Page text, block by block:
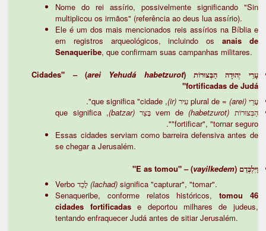
Nome do rei assírio, possivelmente significando "Sin
multiplicou os irmãos" (referência ao deus lua assírio).
Ele é um dos mais mencionados reis assírios na Bíblia e
em registros arqueológicos, incluindo os anais de
Senaqueribe, que confirmam suas campanhas militares.
עָרֵי יְהוּדָה הַבְּצוּרוֹת (arei Yehudá habetzurot
) – "Cidades
fortificadas de Judá"
עָרֵי (arei) = plural de עִיר (ir)
, que significa "cidade".
הַבְּצוּרוֹת (habetzurot) vem de בָּצַר (batzar)
, que significa
"fortificar", "tornar seguro".
Essas cidades serviam como barreira defensiva antes de
se chegar a Jerusalém.
וַיִּלְכְּדֵם (vayilkedem
) – "E as tomou"
Verbo לָכַד (lachad) significa "capturar", "tomar".
Senaqueribe, conforme relatos históricos, tomou 46
cidades fortificadase deportou milhares de judeus,
tentando enfraquecer Judá antes de sitiar Jerusalém.